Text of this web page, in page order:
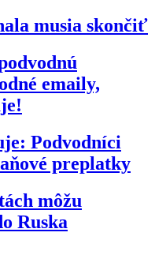
musia skončiť
emaily,
Podvodníci
preplatky
môžu
Ruska